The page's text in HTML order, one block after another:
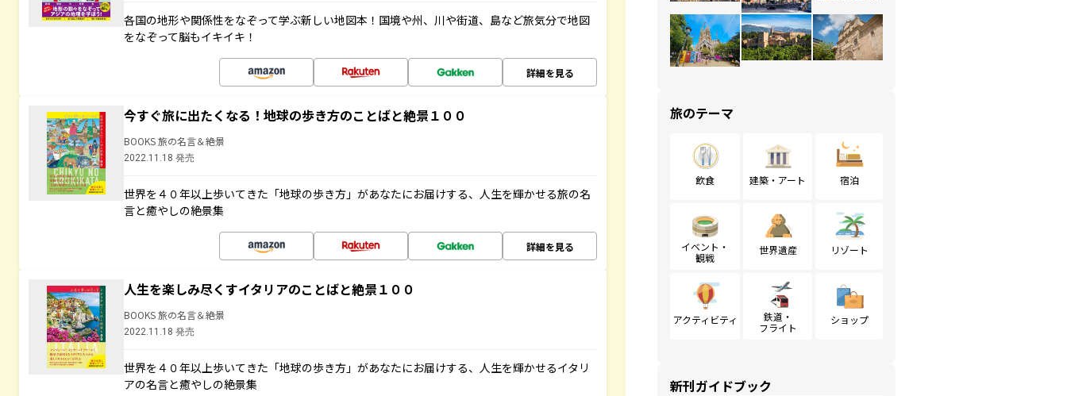
各国の地形や関係性をなぞって学ぶ新しい地図本！国境や州、川や街道、島など旅気分で地図
をなぞって脳もイキイキ！
詳細を見る
今すぐ旅に出たくなる！地球の歩き方のことばと絶景１００
BOOKS 旅の名言＆絶景
2022.11.18 発売
世界を４０年以上歩いてきた「地球の歩き方」があなたにお届けする、人生を輝かせる旅の名
言と癒やしの絶景集
詳細を見る
人生を楽しみ尽くすイタリアのことばと絶景１００
BOOKS 旅の名言＆絶景
2022.11.18 発売
世界を４０年以上歩いてきた「地球の歩き方」があなたにお届けする、人生を輝かせるイタリ
アの名言と癒やしの絶景集
旅のテーマ
飲食 建築・アート 宿泊
イベント・
観戦
世界遺産 リゾート
アクティビティ
鉄道・
フライト
ショップ
新刊ガイドブック